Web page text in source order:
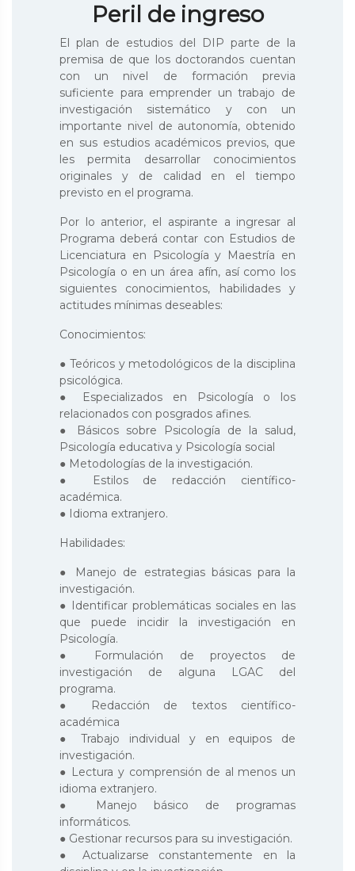
Peril de ingreso
El plan de estudios del DIP parte de la
premisa de que los doctorandos cuentan
con un nivel de formación previa
suficiente para emprender un trabajo de
investigación sistemático y con un
importante nivel de autonomía, obtenido
en sus estudios académicos previos, que
les permita desarrollar conocimientos
originales y de calidad en el tiempo
previsto en el programa.
Por lo anterior, el aspirante a ingresar al
Programa deberá contar con Estudios de
Licenciatura en Psicología y Maestría en
Psicología o en un área afín, así como los
siguientes conocimientos, habilidades y
actitudes mínimas deseables:
Conocimientos:
● Teóricos y metodológicos de la disciplina
psicológica.
● Especializados en Psicología o los
relacionados con posgrados afines.
● Básicos sobre Psicología de la salud,
Psicología educativa y Psicología social
● Metodologías de la investigación.
● Estilos de redacción científico-
académica.
● Idioma extranjero.
Habilidades:
● Manejo de estrategias básicas para la
investigación.
● Identificar problemáticas sociales en las
que puede incidir la investigación en
Psicología.
● Formulación de proyectos de
investigación de alguna LGAC del
programa.
● Redacción de textos científico-
académica
● Trabajo individual y en equipos de
investigación.
● Lectura y comprensión de al menos un
idioma extranjero.
● Manejo básico de programas
informáticos.
● Gestionar recursos para su investigación.
● Actualizarse constantemente en la